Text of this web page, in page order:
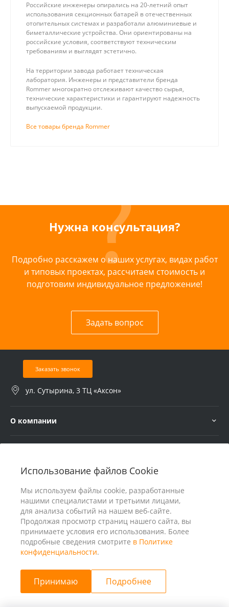
Использование файлов Cookie
Мы используем файлы cookie, разработанные
нашими специалистами и третьими лицами,
для анализа событий на нашем веб-сайте.
Продолжая просмотр страниц нашего сайта, вы
принимаете условия его использования. Более
подробные сведения смотрите в Политике
конфиденциальности.
Принимаю Подробнее
Российские инженеры опирались на 20-летний опыт
использования секционных батарей в отечественных
отопительных системах и разработали алюминиевые и
биметаллические устройства. Они ориентированы на
российские условия, соответствуют техническим
требованиям и выглядят эстетично.
На территории завода работает техническая
лаборатория. Инженеры и представители бренда
Rommer многократно отслеживают качество сырья,
технические характеристики и гарантируют надежность
выпускаемой продукции.
Все товары бренда Rommer
Нужна консультация?
Подробно расскажем о наших услугах, видах работ
и типовых проектах, рассчитаем стоимость и
подготовим индивидуальное предложение!
Задать вопрос
Заказать звонок
ул. Сутырина, 3 ТЦ «Аксон»
О компании